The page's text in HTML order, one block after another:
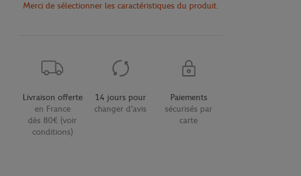
Merci de sélectionner les caractéristiques du produit.
Livraison offerte
en France
dès 80€ (voir
conditions)
14 jours pour
changer d'avis
Paiements
sécurisés par
carte